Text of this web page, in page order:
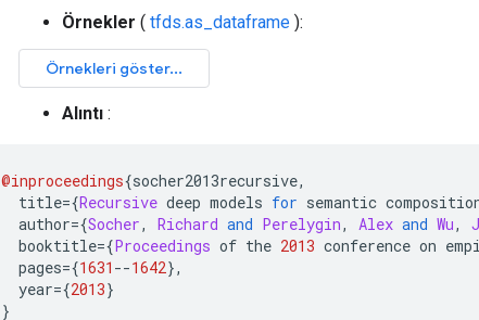
Örnekler ( tfds.as_dataframe ):
Alıntı :
@inproceedings{socher2013recursive,
title={Recursive deep models for semantic
author={Socher, Richard and Perelygin, Alex and Wu,
booktitle={Proceedings of the 2013 conference on
pages={1631 --1642},
year={2013}
}